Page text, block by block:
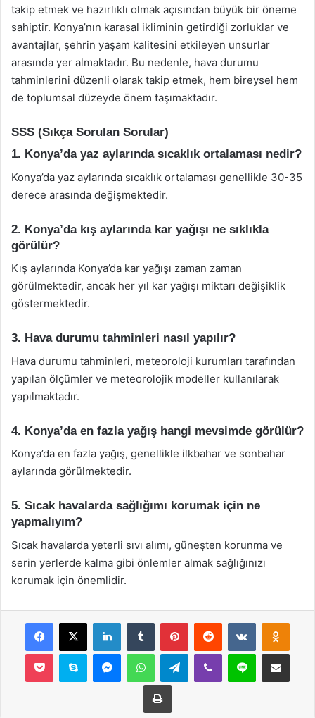
takip etmek ve hazırlıklı olmak açısından büyük bir öneme
sahiptir. Konya’nın karasal ikliminin getirdiği zorluklar ve
avantajlar, şehrin yaşam kalitesini etkileyen unsurlar
arasında yer almaktadır. Bu nedenle, hava durumu
tahminlerini düzenli olarak takip etmek, hem bireysel hem
de toplumsal düzeyde önem taşımaktadır.
SSS (Sıkça Sorulan Sorular)
1. Konya’da yaz aylarında sıcaklık ortalaması nedir?
Konya’da yaz aylarında sıcaklık ortalaması genellikle 30-35
derece arasında değişmektedir.
2. Konya’da kış aylarında kar yağışı ne sıklıkla
görülür?
Kış aylarında Konya’da kar yağışı zaman zaman
görülmektedir, ancak her yıl kar yağışı miktarı değişiklik
göstermektedir.
3. Hava durumu tahminleri nasıl yapılır?
Hava durumu tahminleri, meteoroloji kurumları tarafından
yapılan ölçümler ve meteorolojik modeller kullanılarak
yapılmaktadır.
4. Konya’da en fazla yağış hangi mevsimde görülür?
Konya’da en fazla yağış, genellikle ilkbahar ve sonbahar
aylarında görülmektedir.
5. Sıcak havalarda sağlığımı korumak için ne
yapmalıyım?
Sıcak havalarda yeterli sıvı alımı, güneşten korunma ve
serin yerlerde kalma gibi önlemler almak sağlığınızı
korumak için önemlidir.
Facebook
X LinkedInTumblr PinterestReddit VKontakte
Pocket Skype MessengerWhatsAppTelegramViber Line E-Posta ile
Yazdır